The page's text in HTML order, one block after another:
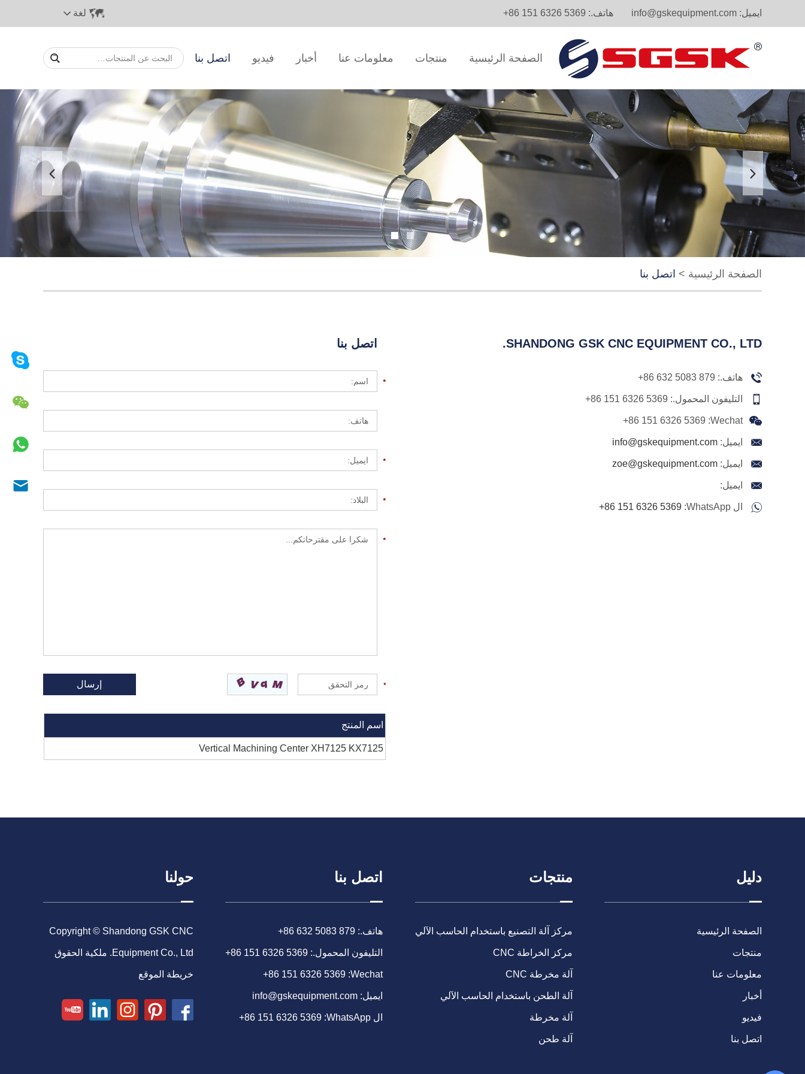
ايميل: info@gskequipment.com هاتف.: +86 151 6326 5369 لغة
الصفحة الرئيسية منتجات معلومات عنا أخبار فيديو اتصل بنا
الصفحة الرئيسية > اتصل بنا
SHANDONG GSK CNC EQUIPMENT CO., LTD.
هاتف.: +86 632 5083 879
التليفون المحمول.: +86 151 6326 5369
Wechat:
+86 151 6326 5369
ايميل: info@gskequipment.com
ايميل: zoe@gskequipment.com
ايميل:
ال WhatsApp: +86 151 6326 5369
اتصل بنا
اسم المنتج
Vertical Machining Center XH7125 KX7125
دليل
الصفحة الرئيسية
منتجات
معلومات عنا
أخبار
فيديو
اتصل بنا
منتجات
مركز آلة التصنيع باستخدام الحاسب الآلي
مركز الخراطة CNC
آلة مخرطة CNC
آلة الطحن باستخدام الحاسب الآلي
آلة مخرطة
آلة طحن
اتصل بنا
هاتف.: +86 632 5083 879
التليفون المحمول.: +86 151 6326 5369
Wechat:
+86 151 6326 5369
ايميل: info@gskequipment.com
ال WhatsApp: +86 151 6326 5369
حولنا
Copyright © Shandong GSK CNC
Equipment Co., Ltd. ملكية الحقوق
خريطة الموقع